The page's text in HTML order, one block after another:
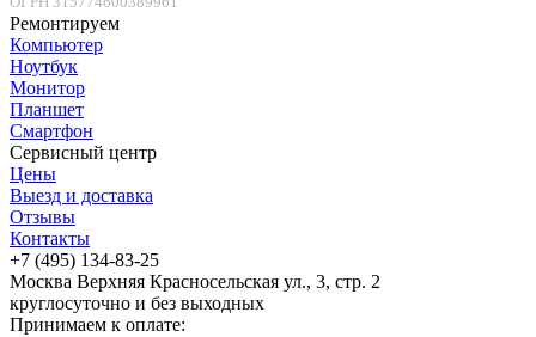
Ремонтируем
Компьютер
Ноутбук
Монитор
Планшет
Смартфон
Сервисный центр
Цены
Выезд и доставка
Отзывы
Контакты
+7 (495) 134-83-25
Москва Верхняя Красносельская ул., 3, стр. 2
круглосуточно и без выходных
Принимаем к оплате: